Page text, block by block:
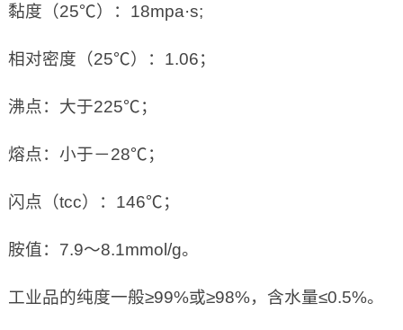
黏度（25℃）：18mpa·s;
相对密度（25℃）：1.06；
沸点：大于225℃；
熔点：小于－28℃；
闪点（tcc）：146℃；
胺值：7.9～8.1mmol/g。
工业品的纯度一般≥99%或≥98%，含水量≤0.5%。